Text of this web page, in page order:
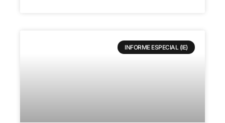
INFORME ESPECIAL (IE)